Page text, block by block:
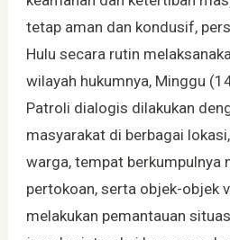
tetap aman dan kondusif,
Hulu secara rutin
wilayah hukumnya, Minggu
Patroli dialogis dilakukan
masyarakat di berbagai
warga, tempat berkumpulnya
pertokoan, serta objek-objek
melakukan pemantauan